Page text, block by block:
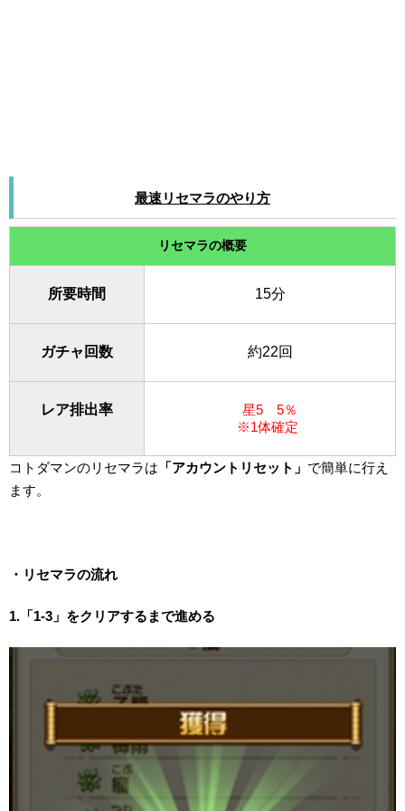
最速リセマラのやり方
リセマラの概要
所要時間 15分
ガチャ回数 約22回
レア排出率
星5 5％
※1体確定
コトダマンのリセマラは 「アカウントリセット」 で簡単に行え
ます。
・リセマラの流れ
1.「1-3」をクリアするまで進める